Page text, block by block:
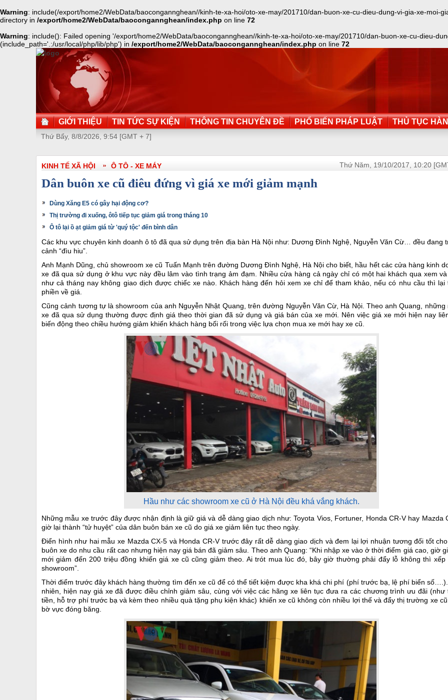
Warning: include(/export/home2/WebData/baocongannghean//kinh-te-xa-hoi/oto-xe-may/201710/dan-buon-xe-cu-dieu-dung-vi-gia-xe-moi-
directory in /export/home2/WebData/baocongannghean/index.php on line 72
Warning: include(): Failed opening '/export/home2/WebData/baocongannghean//kinh-te-xa-hoi/oto-xe-may/201710/dan-buon-xe-cu-dieu-
(include_path='.:/usr/local/php/lib/php') in /export/home2/WebData/baocongannghean/index.php on line 72
GIỚI THIỆU TIN TỨC SỰ KIỆN THÔNG TIN CHUYÊN ĐỀ PHỔ BIẾN PHÁP LUẬT THỦ TỤC
Thứ Bẩy, 8/8/2026, 9:54 [GMT + 7]
KINH TẾ XÃ HỘI Ô TÔ - XE MÁY Thứ Năm, 19/10/2017, 10:20
Dân buôn xe cũ điêu đứng vì giá xe mới giảm mạnh
Dùng Xăng E5 có gây hại động cơ?
Thị trường đi xuống, ôtô tiếp tục giảm giá trong tháng 10
Ô tô lại ồ ạt giảm giá từ 'quý tộc' đến bình dân
Các khu vực chuyên kinh doanh ô tô đã qua sử dụng trên địa bàn Hà Nội như: Dương Đình Nghệ, Nguyễn Văn Cừ… đều đang
cảnh “đìu hiu”.
Anh Mạnh Dũng, chủ showroom xe cũ Tuấn Mạnh trên đường Dương Đình Nghệ, Hà Nội cho biết, hầu hết các cửa hàng kinh
xe đã qua sử dụng ở khu vực này đều lâm vào tình trạng ảm đạm. Nhiều cửa hàng cả ngày chỉ có một hai khách qua xem
như cả tháng nay không giao dịch được chiếc xe nào. Khách hàng đến hỏi xem xe chỉ để tham khảo, nếu có nhu cầu thì lại
phiền về giá.
Cũng cảnh tương tự là showroom của anh Nguyễn Nhật Quang, trên đường Nguyễn Văn Cừ, Hà Nội. Theo anh Quang, những
xe đã qua sử dụng thường được định giá theo thời gian đã sử dụng và giá bán của xe mới. Nên việc giá xe mới hiện nay
biến động theo chiều hướng giảm khiến khách hàng bối rối trong việc lựa chọn mua xe mới hay xe cũ.
Hầu như các showroom xe cũ ở Hà Nội đều khá vắng khách.
Những mẫu xe trước đây được nhận định là giữ giá và dễ dàng giao dịch như: Toyota Vios, Fortuner, Honda CR-V hay Mazda
giờ lại thành “tử huyệt” của dân buôn bán xe cũ do giá xe giảm liên tục theo ngày.
Điển hình như hai mẫu xe Mazda CX-5 và Honda CR-V trước đây rất dễ dàng giao dịch và đem lại lợi nhuận tương đối tốt
buôn xe do nhu cầu rất cao nhưng hiện nay giá bán đã giảm sâu. Theo anh Quang: “Khi nhập xe vào ở thời điểm giá cao, giờ
mới giảm đến 200 triệu đồng khiến giá xe cũ cũng giảm theo. Ai trót mua lúc đó, bây giờ thường phải đẩy lỗ không thì xếp
showroom”.
Thời điểm trước đây khách hàng thường tìm đến xe cũ để có thể tiết kiệm được kha khá chi phí (phí trước bạ, lệ phí biển
nhiên, hiện nay giá xe đã được điều chỉnh giảm sâu, cùng với việc các hãng xe liên tục đưa ra các chương trình ưu đãi (như
tiền, hỗ trợ phí trước bạ và kèm theo nhiều quà tặng phụ kiện khác) khiến xe cũ không còn nhiều lợi thế và đẩy thị trường xe
bờ vực đóng băng.